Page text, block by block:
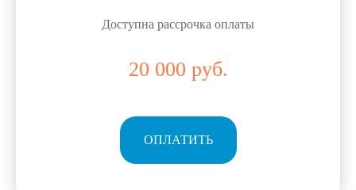
Доступна рассрочка оплаты
20 000 руб.
ОПЛАТИТЬ